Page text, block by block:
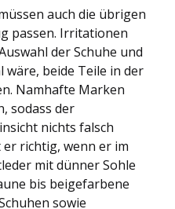
auch die übrigen
passen. Irritationen
der Schuhe und
wäre, beide Teile in der
Namhafte Marken
sodass der
nichts falsch
er richtig, wenn er im
mit dünner Sohle
bis beigefarbene
sowie